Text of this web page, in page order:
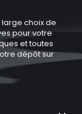
large choix de
pour votre
et toutes
dépôt sur